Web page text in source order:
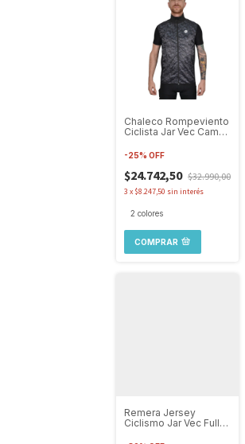
Chaleco Rompeviento
Ciclista Jar Vec Camo
-25% OFF
$24.742,50 $32.990,00
3 x $8.247,50 sin interés
2 colores
COMPRAR
Remera Jersey
Ciclismo Jar Vec Full